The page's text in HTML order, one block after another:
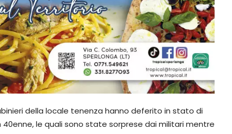
della locale tenenza hanno deferito in stato di
le quali sono state sorprese dai militari mentre